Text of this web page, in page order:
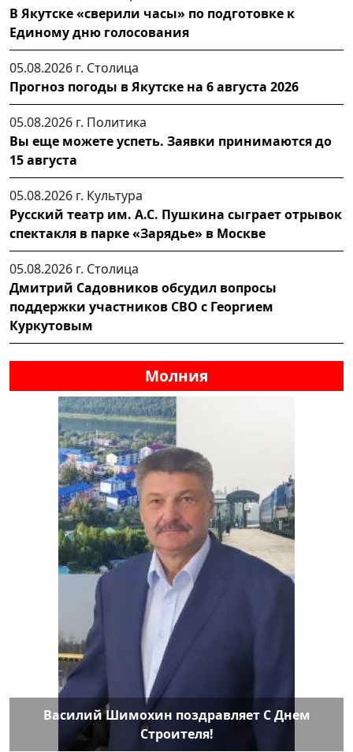
В Якутске «сверили часы» по подготовке к
Единому дню голосования
05.08.2026 г. Столица
Прогноз погоды в Якутске на 6 августа 2026
05.08.2026 г. Политика
Вы еще можете успеть. Заявки принимаются до
15 августа
05.08.2026 г. Культура
Русский театр им. А.С. Пушкина сыграет отрывок
спектакля в парке «Зарядье» в Москве
05.08.2026 г. Столица
Дмитрий Садовников обсудил вопросы
поддержки участников СВО с Георгием
Куркутовым
Молния
Василий Шимохин поздравляет С Днем
Строителя!